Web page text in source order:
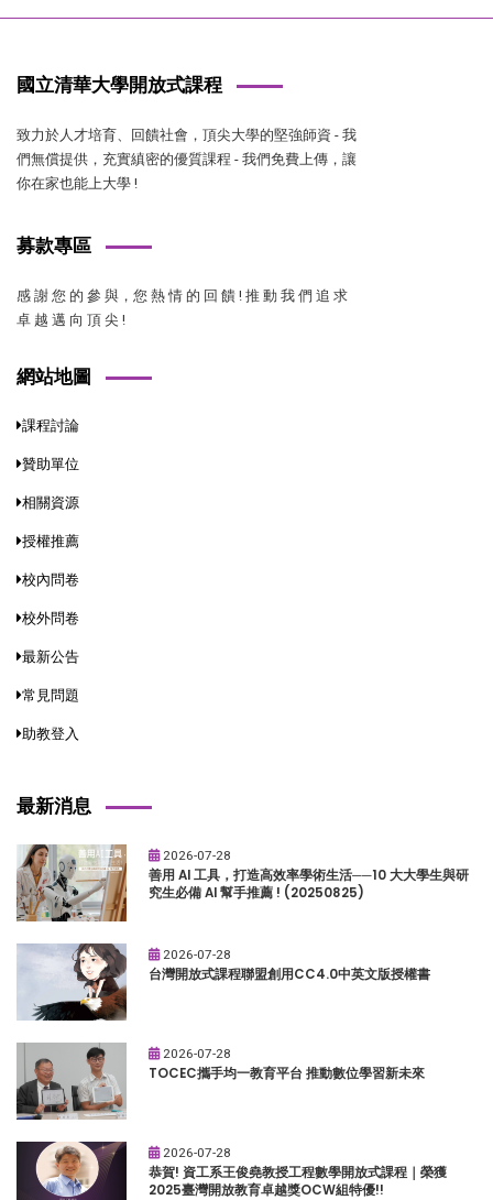
國立清華大學開放式課程
致力於人才培育、回饋社會，頂尖大學的堅強師資 - 我
們無償提供，充實縝密的優質課程 - 我們免費上傳，讓
你在家也能上大學 !
募款專區
感 謝 您 的 參 與，您 熱 情 的 回 饋 ! 推 動 我 們 追 求
卓 越 邁 向 頂 尖 !
網站地圖
課程討論
贊助單位
相關資源
授權推薦
校內問卷
校外問卷
最新公告
常見問題
助教登入
最新消息
2026-07-28
善用 AI 工具，打造高效率學術生活──10 大大學生與研
究生必備 AI 幫手推薦 ! (20250825)
2026-07-28
台灣開放式課程聯盟創用CC4.0中英文版授權書
2026-07-28
TOCEC攜手均一教育平台 推動數位學習新未來
2026-07-28
恭賀! 資工系王俊堯教授工程數學開放式課程｜榮獲
2025臺灣開放教育卓越獎OCW組特優!!